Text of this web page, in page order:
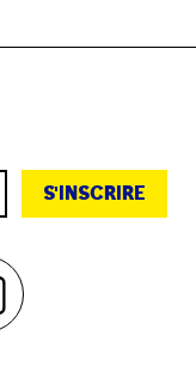
S'INSCRIRE